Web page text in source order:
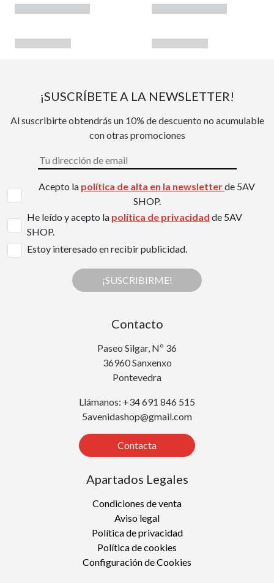
¡SUSCRÍBETE A LA NEWSLETTER!
Al suscribirte obtendrás un 10% de descuento no acumulable
con otras promociones
Acepto la política de alta en la newsletterde 5AV
SHOP.
He leído y acepto la política de privacidad de 5AV
SHOP.
Estoy interesado en recibir publicidad.
¡SUSCRIBIRME!
Contacto
Paseo Silgar, Nº 36
36960 Sanxenxo
Pontevedra
Llámanos: +34 691 846 515
5avenidashop@gmail.com
Contacta
Apartados Legales
Condiciones de venta
Aviso legal
Política de privacidad
Política de cookies
Configuración de Cookies